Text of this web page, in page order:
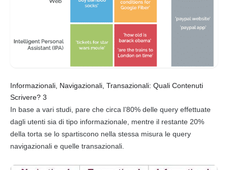
Informazionali, Navigazionali, Transazionali: Quali Contenuti
Scrivere? 3
In base a vari studi, pare che circa l’80% delle query effettuate
dagli utenti sia di tipo informazionale, mentre il restante 20%
della torta se lo spartiscono nella stessa misura le query
navigazionali e quelle transazionali.